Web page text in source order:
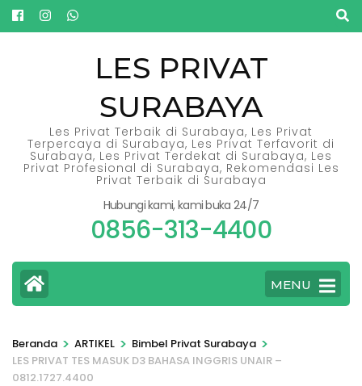
Lompat
ke
LES PRIVAT
SURABAYA
Les Privat Terbaik di Surabaya, Les Privat
Terpercaya di Surabaya, Les Privat Terfavorit di
Surabaya, Les Privat Terdekat di Surabaya, Les
Privat Profesional di Surabaya, Rekomendasi Les
Privat Terbaik di Surabaya
Hubungi kami, kami buka 24/7
0856-313-4400
MENU
Beranda > ARTIKEL > Bimbel Privat Surabaya >
LES PRIVAT TES MASUK D3 BAHASA INGGRIS UNAIR –
0812.1727.4400